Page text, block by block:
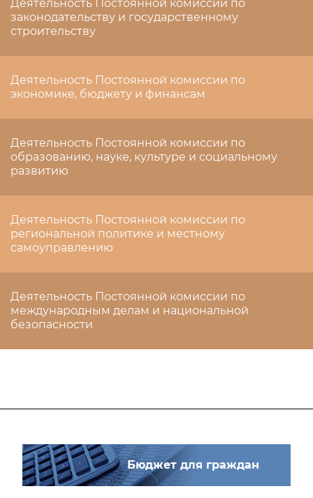
Деятельность Постоянной комиссии по
законодательству и государственному
строительству
Деятельность Постоянной комиссии по
экономике, бюджету и финансам
Деятельность Постоянной комиссии по
образованию, науке, культуре и социальному
развитию
Деятельность Постоянной комиссии по
региональной политике и местному
самоуправлению
Деятельность Постоянной комиссии по
международным делам и национальной
безопасности
Бюджет для граждан